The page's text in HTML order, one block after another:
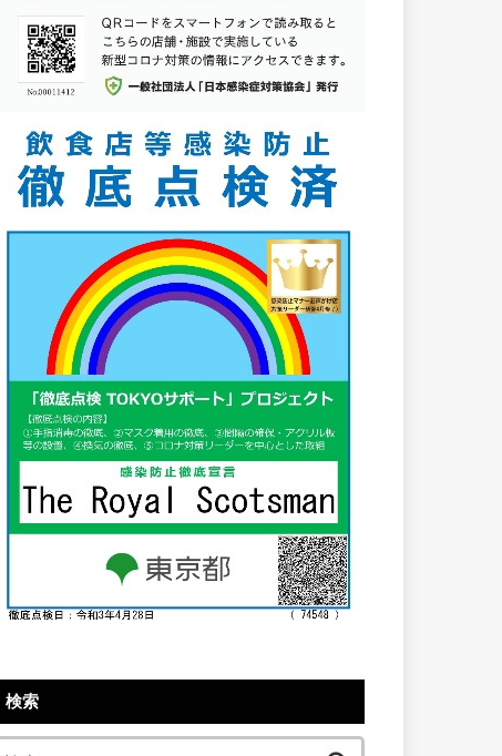
検索